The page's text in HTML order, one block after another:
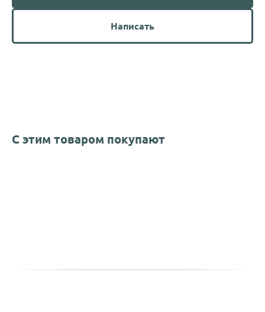
Написать
С этим товаром покупают